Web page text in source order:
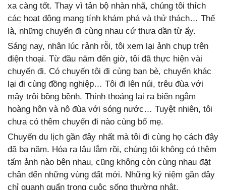
xa càng tốt. Thay vì tản bộ nhàn nhã, chúng tôi thích
các hoạt động mang tính khám phá và thử thách… Thế
là, những chuyến đi cùng nhau cứ thưa dần từ ấy.
Sáng nay, nhân lúc rảnh rỗi, tôi xem lại ảnh chụp trên
điện thoại. Từ đầu năm đến giờ, tôi đã thực hiện vài
chuyến đi. Có chuyến tôi đi cùng bạn bè, chuyến khác
lại đi cùng đồng nghiệp… Tôi đi lên núi, trêu đùa với
mây trôi bồng bềnh. Thỉnh thoảng lại ra biển ngắm
hoàng hôn và nô đùa với sóng nước… Tuyệt nhiên, tôi
chưa có thêm chuyến đi nào cùng bố mẹ.
Chuyến du lịch gần đây nhất mà tôi đi cùng họ cách đây
đã ba năm. Hóa ra lâu lắm rồi, chúng tôi không có thêm
tấm ảnh nào bên nhau, cũng không còn cùng nhau đặt
chân đến những vùng đất mới. Những kỷ niệm gần đây
chỉ quanh quẩn trong cuộc sống thường nhật.